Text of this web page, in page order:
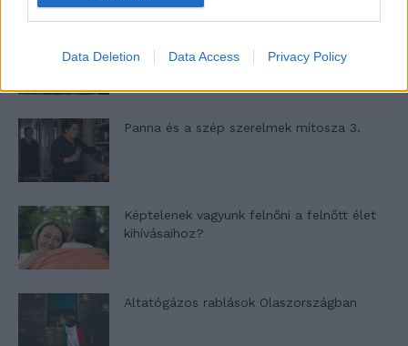
Data Deletion Data Access Privacy Policy
Panna és a szép szerelmek mítosza 3.
Képtelenek vagyunk felnőni a felnőtt élet
kihívásaihoz?
Altatógázos rablások Olaszországban